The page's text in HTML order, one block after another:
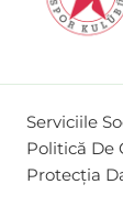
Serviciile
Politică De
Protecția